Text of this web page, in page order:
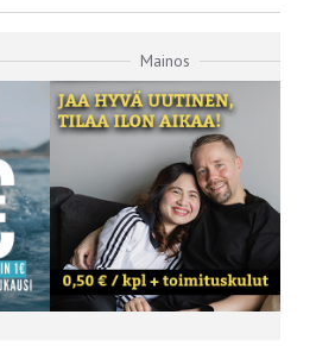
Mainos